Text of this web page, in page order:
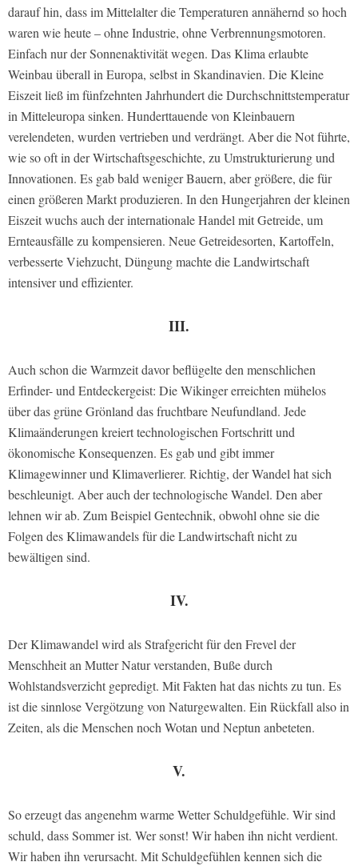
darauf hin, dass im Mittelalter die Temperaturen annähernd so hoch
waren wie heute – ohne Industrie, ohne Verbrennungsmotoren.
Einfach nur der Sonnenaktivität wegen. Das Klima erlaubte
Weinbau überall in Europa, selbst in Skandinavien. Die Kleine
Eiszeit ließ im fünfzehnten Jahrhundert die Durchschnittstemperatur
in Mitteleuropa sinken. Hunderttauende von Kleinbauern
verelendeten, wurden vertrieben und verdrängt. Aber die Not führte,
wie so oft in der Wirtschaftsgeschichte, zu Umstrukturierung und
Innovationen. Es gab bald weniger Bauern, aber größere, die für
einen größeren Markt produzieren. In den Hungerjahren der kleinen
Eiszeit wuchs auch der internationale Handel mit Getreide, um
Ernteausfälle zu kompensieren. Neue Getreidesorten, Kartoffeln,
verbesserte Viehzucht, Düngung machte die Landwirtschaft
intensiver und effizienter.
III.
Auch schon die Warmzeit davor beflügelte den menschlichen
Erfinder- und Entdeckergeist: Die Wikinger erreichten mühelos
über das grüne Grönland das fruchtbare Neufundland. Jede
Klimaänderungen kreiert technologischen Fortschritt und
ökonomische Konsequenzen. Es gab und gibt immer
Klimagewinner und Klimaverlierer. Richtig, der Wandel hat sich
beschleunigt. Aber auch der technologische Wandel. Den aber
lehnen wir ab. Zum Beispiel Gentechnik, obwohl ohne sie die
Folgen des Klimawandels für die Landwirtschaft nicht zu
bewältigen sind.
IV.
Der Klimawandel wird als Strafgericht für den Frevel der
Menschheit an Mutter Natur verstanden, Buße durch
Wohlstandsverzicht gepredigt. Mit Fakten hat das nichts zu tun. Es
ist die sinnlose Vergötzung von Naturgewalten. Ein Rückfall also in
Zeiten, als die Menschen noch Wotan und Neptun anbeteten.
V.
So erzeugt das angenehm warme Wetter Schuldgefühle. Wir sind
schuld, dass Sommer ist. Wer sonst! Wir haben ihn nicht verdient.
Wir haben ihn verursacht. Mit Schuldgefühlen kennen sich die